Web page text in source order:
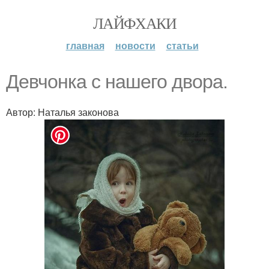
ЛАЙФХАКИ
главная новости статьи
Девчонка с нашего двора.
Автор: Наталья законова